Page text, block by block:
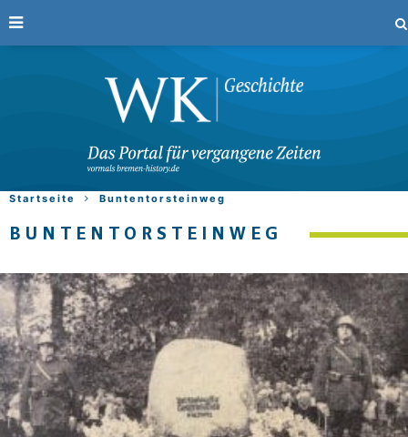
Startseite Buntentorsteinweg
BUNTENTORSTEINWEG